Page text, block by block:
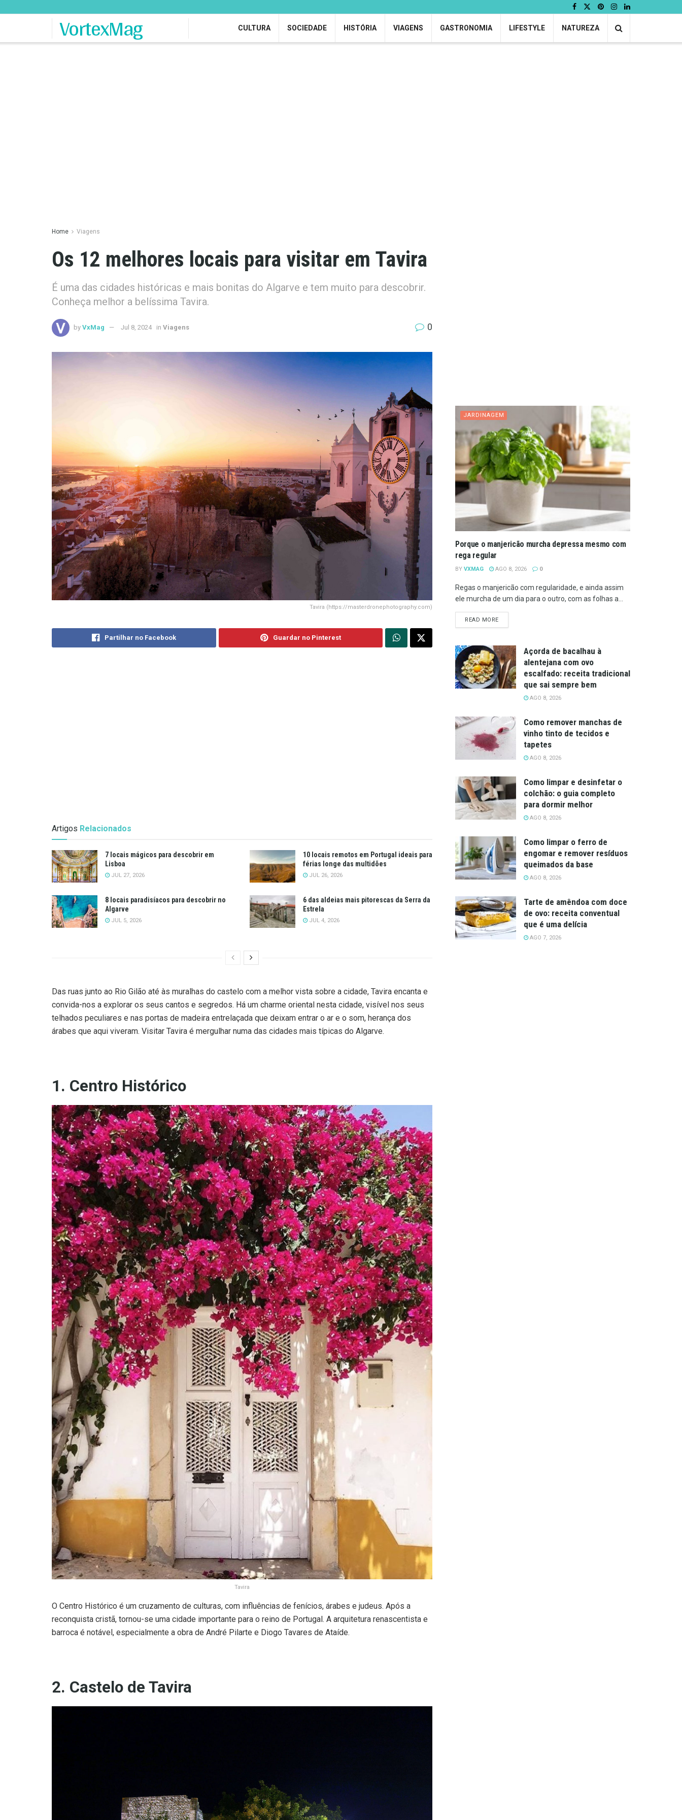
VortexMag CULTURA SOCIEDADE HISTÓRIA VIAGENS GASTRONOMIA LIFESTYLE NATUREZA
Home Viagens
Os 12 melhores locais para visitar em Tavira
É uma das cidades históricas e mais bonitas do Algarve e tem muito para descobrir.
Conheça melhor a belíssima Tavira.
by VxMag Jul 8, 2024 in Viagens 0
Tavira (https://masterdronephotography.com)
Partilhar no Facebook Guardar no Pinterest
Artigos Relacionados
7 locais mágicos para descobrir em
Lisboa
JUL 27, 2026
10 locais remotos em Portugal ideais para
férias longe das multidões
JUL 26, 2026
8 locais paradisíacos para descobrir no
Algarve
JUL 5, 2026
6 das aldeias mais pitorescas da Serra da
Estrela
JUL 4, 2026
Das ruas junto ao Rio Gilão até às muralhas do castelo com a melhor vista sobre a cidade, Tavira encanta e
convida-nos a explorar os seus cantos e segredos. Há um charme oriental nesta cidade, visível nos seus
telhados peculiares e nas portas de madeira entrelaçada que deixam entrar o ar e o som, herança dos
árabes que aqui viveram. Visitar Tavira é mergulhar numa das cidades mais típicas do Algarve.
1. Centro Histórico
Tavira
O Centro Histórico é um cruzamento de culturas, com influências de fenícios, árabes e judeus. Após a
reconquista cristã, tornou-se uma cidade importante para o reino de Portugal. A arquitetura renascentista e
barroca é notável, especialmente a obra de André Pilarte e Diogo Tavares de Ataíde.
2. Castelo de Tavira
JARDINAGEM
Porque o manjericão murcha depressa mesmo com
rega regular
BY VXMAG AGO 8, 2026 0
Regas o manjericão com regularidade, e ainda assim
ele murcha de um dia para o outro, com as folhas a...
READ MOREDETAILS
Açorda de bacalhau à
alentejana com ovo
escalfado: receita tradicional
que sai sempre bem
AGO 8, 2026
Como remover manchas de
vinho tinto de tecidos e
tapetes
AGO 8, 2026
Como limpar e desinfetar o
colchão: o guia completo
para dormir melhor
AGO 8, 2026
Como limpar o ferro de
engomar e remover resíduos
queimados da base
AGO 8, 2026
Tarte de amêndoa com doce
de ovo: receita conventual
que é uma delícia
AGO 7, 2026